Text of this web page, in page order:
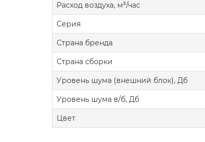
Расход воздуха, м³/час
Серия
Страна бренда
Страна сборки
Уровень шума (внешний блок), Дб
Уровень шума в/б, Дб
Цвет